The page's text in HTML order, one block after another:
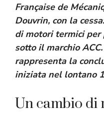
Française de
Douvrin, con la
di motori termici
sotto il marchio
rappresenta la
iniziata nel lontano
Un cambio di